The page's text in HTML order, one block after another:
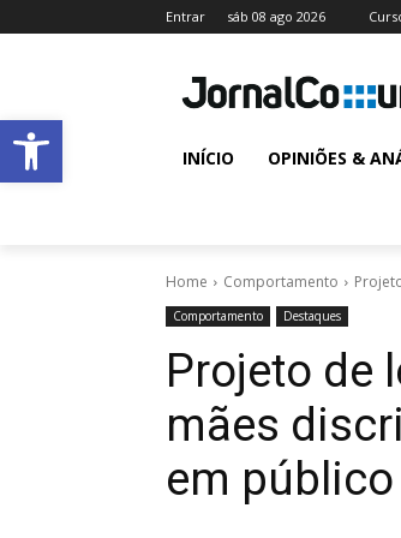
Abrir a barra de ferramentas
Entrar sáb 08 ago 2026
INÍCIO OPINIÕES &
Home Comportamento
Comportamento Destaques
Projeto de
mães
em público